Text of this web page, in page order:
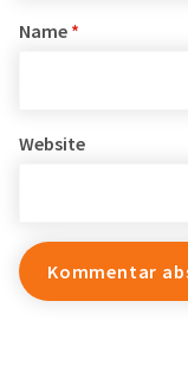
Name *
Website